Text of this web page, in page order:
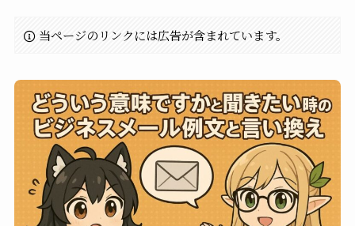
当ページのリンクには広告が含まれています。